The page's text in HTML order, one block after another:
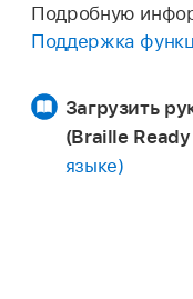
Подробную
Поддержка
Загрузить
(Braille
языке)